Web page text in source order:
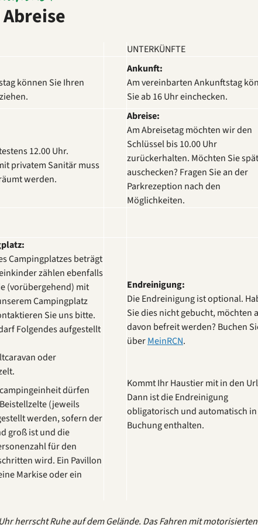
UNTERKÜNFTE
können Sie Ihren
Ankunft:
Am vereinbarten Ankunftstag
Sie ab 16 Uhr einchecken.
12.00 Uhr.
privatem Sanitär muss
werden.
Abreise:
Am Abreisetag möchten wir den
Schlüssel bis 10.00 Uhr
zurückerhalten. Möchten Sie
auschecken? Fragen Sie an der
Parkrezeption nach den
Möglichkeiten.
Campingplatzes beträgt
zählen ebenfalls
(vorübergehend) mit
Campingplatz
Sie uns bitte.
Folgendes aufgestellt
oder
dürfen
(jeweils
werden, sofern der
groß ist und die
für den
wird. Ein Pavillon
Markise oder ein
Endreinigung:
Die Endreinigung ist optional.
Sie dies nicht gebucht, möchten
davon befreit werden? Buchen
überMeinRCN.
Kommt Ihr Haustier mit in den
Dann ist die Endreinigung
obligatorisch und automatisch
Buchung enthalten.
herrscht Ruhe auf dem Gelände. Das Fahren mit